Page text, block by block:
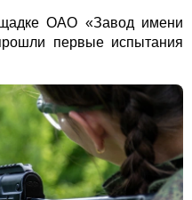
ОАО «Завод имени
первые испытания